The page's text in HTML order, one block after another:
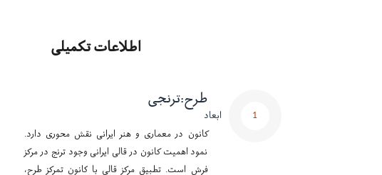
اطلاعات تکمیلی
1 ابعاد
طرح:ترنجی
کانون در معماری و هنر ایرانی نقش محوری دارد.
نمود اهمیت کانون در قالی ایرانی وجود ترنج در مرکز
فرش است. تطبیق مرکز قالی با کانون تمرکز طرح،